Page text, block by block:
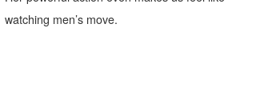
watching men’s move.